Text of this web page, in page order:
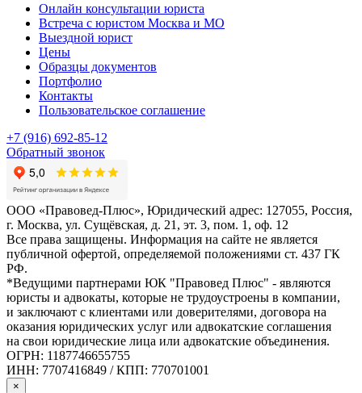
Онлайн консультации юриста
Встреча с юристом Москва и МО
Выездной юрист
Цены
Образцы документов
Портфолио
Контакты
Пользовательское соглашение
+7 (916) 692-85-12
Обратный звонок
ООО «Правовед-Плюс», Юридический адрес: 127055, Россия,
г. Москва, ул. Сущёвская, д. 21, эт. 3, пом. 1, оф. 12
Все права защищены. Информация на сайте не является
публичной офертой, определяемой положениями ст. 437 ГК
РФ.
*Ведущими партнерами ЮК "Правовед Плюс" - являются
юристы и адвокаты, которые не трудоустроены в компании,
и заключают с клиентами или доверителями, договора на
оказания юридических услуг или адвокатские соглашения
на свои юридические лица или адвокатские объединения.
ОГРН: 1187746655755
ИНН: 7707416849 / КПП: 770701001
×